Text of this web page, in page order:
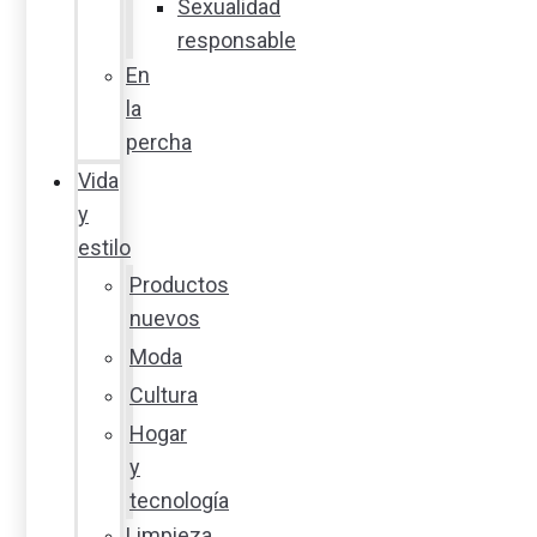
Sexualidad
responsable
En
la
percha
Vida
y
estilo
Productos
nuevos
Moda
Cultura
Hogar
y
tecnología